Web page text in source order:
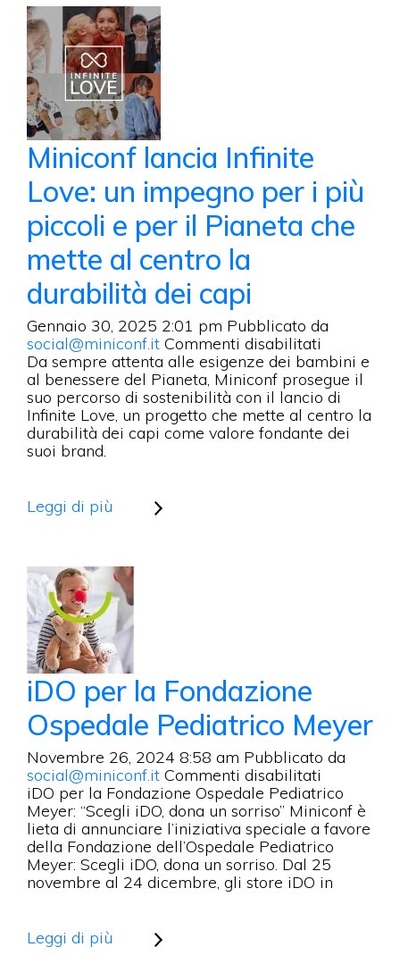
Miniconf lancia Infinite
Love: un impegno per i più
piccoli e per il Pianeta che
mette al centro la
durabilità dei capi
Gennaio 30, 2025 2:01 pm Pubblicato da
social@miniconf.it Commenti disabilitati
Miniconf
lancia
Infinite
Love:
un
dei
capi
Da sempre attenta alle esigenze dei bambini e
al benessere del Pianeta, Miniconf prosegue il
suo percorso di sostenibilità con il lancio di
Infinite Love, un progetto che mette al centro la
durabilità dei capi come valore fondante dei
suoi brand.
Leggi di più
iDO per la Fondazione
Ospedale Pediatrico Meyer
Novembre 26, 2024 8:58 am Pubblicato da
social@miniconf.it Commenti disabilitati
iDO
per
la
Ospedale
Pediatrico
iDO per la Fondazione Ospedale Pediatrico
Meyer: “Scegli iDO, dona un sorriso” Miniconf è
lieta di annunciare l’iniziativa speciale a favore
della Fondazione dell’Ospedale Pediatrico
Meyer: Scegli iDO, dona un sorriso. Dal 25
novembre al 24 dicembre, gli store iDO in
Leggi di più